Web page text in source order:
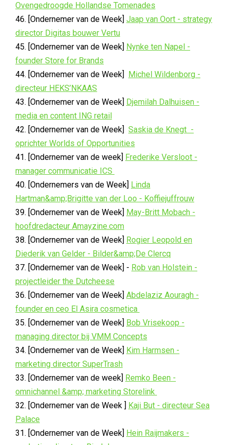
Ovengedroogde Hollandse Tomenades
46. [Ondernemer van de Week] Jaap van Oort - strategy
director Digitas bouwer Vertu
45. [Ondernemer van de Week] Nynke ten Napel -
founder Store for Brands
44. [Ondernemer van de Week] Michel Wildenborg -
directeur HEKS’NKAAS
43. [Ondernemer van de Week] Djemilah Dalhuisen -
media en content ING retail
42. [Ondernemer van de Week] Saskia de Knegt -
oprichter Worlds of Opportunities
41. [Ondernemer van de week] Frederike Versloot -
manager communicatie ICS
40. [Ondernemers van de Week] Linda
Hartman&amp;Brigitte van der Loo - Koffiejuffrouw
39. [Ondernemer van de Week] May-Britt Mobach -
hoofdredacteur Amayzine.com
38. [Ondernemer van de Week] Rogier Leopold en
Diederik van Gelder - Bilder&amp;De Clercq
37. [Ondernemer van de Week] - Rob van Holstein -
projectleider the Dutcheese
36. [Ondernemer van de Week] Abdelaziz Aouragh -
founder en ceo El Asira cosmetica
35. [Ondernemer van de Week] Bob Vrisekoop -
managing director bij VMM Concepts
34. [Ondernemer van de Week] Kim Harmsen -
marketing director SuperTrash
33. [Ondernemer van de week] Remko Been -
omnichannel &amp; marketing Storelink
32. [Ondernemer van de Week ] Kaji But - directeur Sea
Palace
31. [Ondernemer van de Week] Hein Raijmakers -